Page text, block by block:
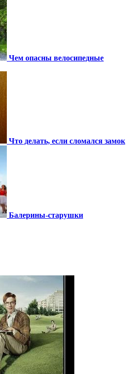
Чем опасны велосипедные
Что делать, если сломался замок
Балерины-старушки